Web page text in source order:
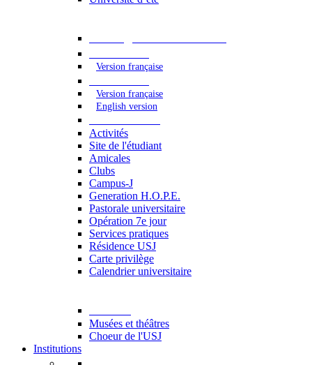
Version française
Version française
English version
Activités
Site de l'étudiant
Amicales
Clubs
Campus-J
Generation H.O.P.E.
Pastorale universitaire
Opération 7e jour
Services pratiques
Résidence USJ
Carte privilège
Calendrier universitaire
Musées et théâtres
Choeur de l'USJ
Institutions